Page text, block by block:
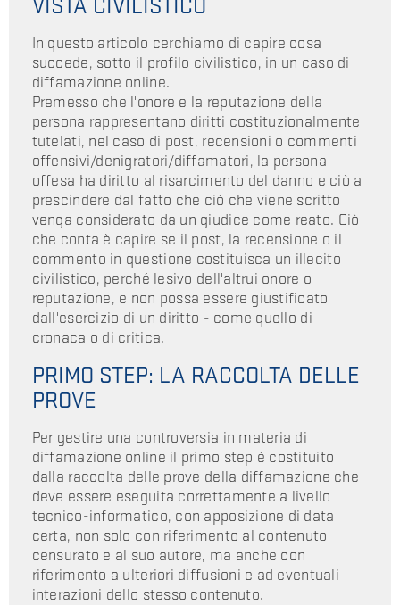
VISTA CIVILISTICO
In questo articolo cerchiamo di capire cosa
succede, sotto il profilo civilistico, in un caso di
diffamazione online.
Premesso che l'onore e la reputazione della
persona rappresentano diritti costituzionalmente
tutelati, nel caso di post, recensioni o commenti
offensivi/denigratori/diffamatori, la persona
offesa ha diritto al risarcimento del danno e ciò a
prescindere dal fatto che ciò che viene scritto
venga considerato da un giudice come reato. Ciò
che conta è capire se il post, la recensione o il
commento in questione costituisca un illecito
civilistico, perché lesivo dell'altrui onore o
reputazione, e non possa essere giustificato
dall'esercizio di un diritto - come quello di
cronaca o di critica.
PRIMO STEP: LA RACCOLTA DELLE
PROVE
Per gestire una controversia in materia di
diffamazione online il primo step è costituito
dalla raccolta delle prove della diffamazione che
deve essere eseguita correttamente a livello
tecnico-informatico, con apposizione di data
certa, non solo con riferimento al contenuto
censurato e al suo autore, ma anche con
riferimento a ulteriori diffusioni e ad eventuali
interazioni dello stesso contenuto.